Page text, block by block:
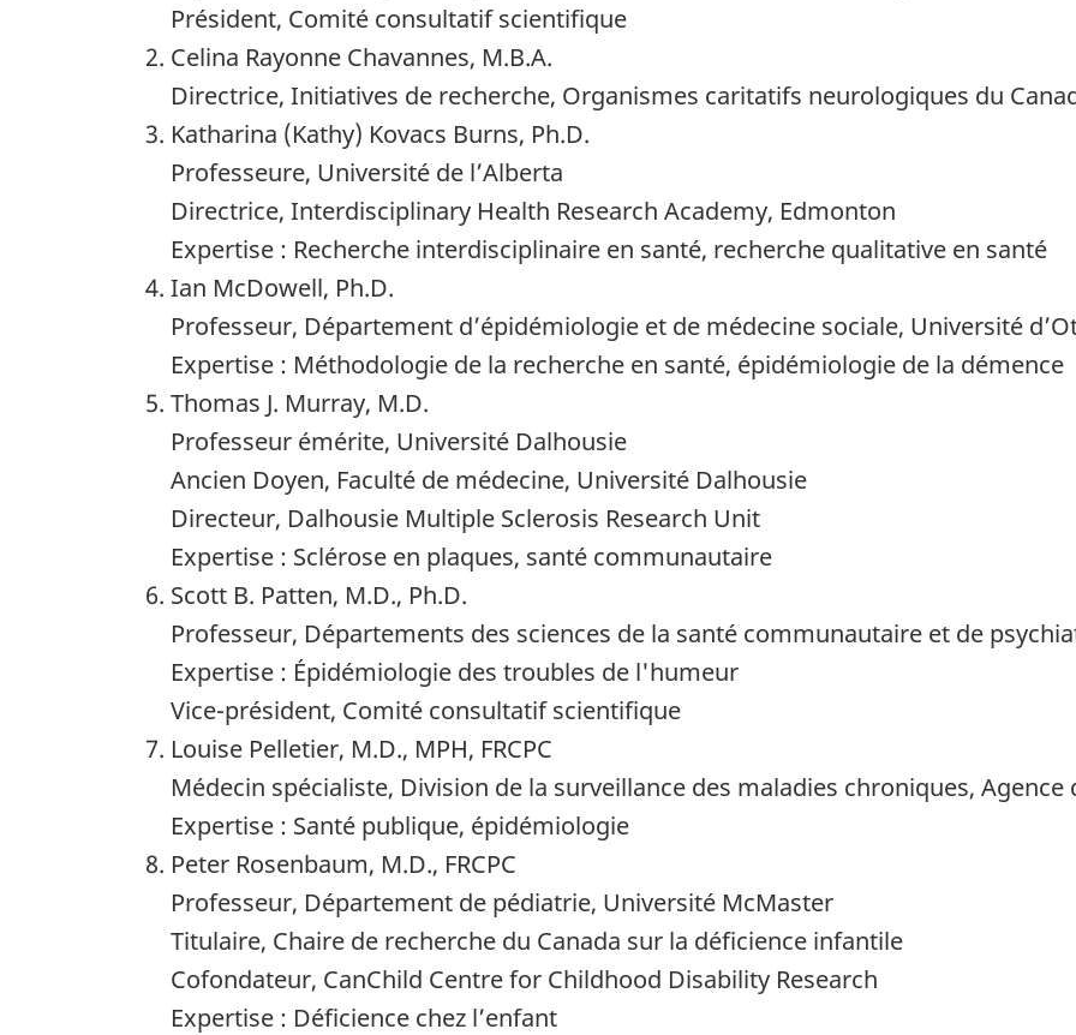
Président, Comité consultatif scientifique
Celina Rayonne Chavannes, M.B.A.
Directrice, Initiatives de recherche, Organismes caritatifs neurologiques du
Katharina (Kathy) Kovacs Burns, Ph.D.
Professeure, Université de l’Alberta
Directrice, Interdisciplinary Health Research Academy, Edmonton
Expertise : Recherche interdisciplinaire en santé, recherche qualitative en santé
Ian McDowell, Ph.D.
Professeur, Département d’épidémiologie et de médecine sociale, Université
Expertise : Méthodologie de la recherche en santé, épidémiologie de la démence
Thomas J. Murray, M.D.
Professeur émérite, Université Dalhousie
Ancien Doyen, Faculté de médecine, Université Dalhousie
Directeur, Dalhousie Multiple Sclerosis Research Unit
Expertise : Sclérose en plaques, santé communautaire
Scott B. Patten, M.D., Ph.D.
Professeur, Départements des sciences de la santé communautaire et de
Expertise : Épidémiologie des troubles de l'humeur
Vice-président, Comité consultatif scientifique
Louise Pelletier, M.D., MPH, FRCPC
Médecin spécialiste, Division de la surveillance des maladies chroniques,
Expertise : Santé publique, épidémiologie
Peter Rosenbaum, M.D., FRCPC
Professeur, Département de pédiatrie, Université McMaster
Titulaire, Chaire de recherche du Canada sur la déficience infantile
Cofondateur, CanChild Centre for Childhood Disability Research
Expertise : Déficience chez l’enfant